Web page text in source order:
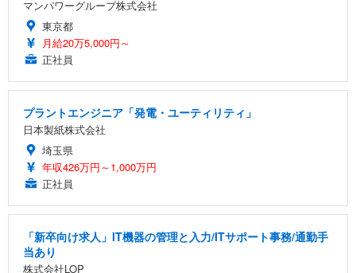
マンパワーグループ株式会社
東京都
月給20万5,000円～
正社員
プラントエンジニア「発電・ユーティリティ」
日本製紙株式会社
埼玉県
年収426万円～1,000万円
正社員
「新卒向け求人」IT機器の管理と入力/ITサポート事務/通勤手
当あり
株式会社LOP